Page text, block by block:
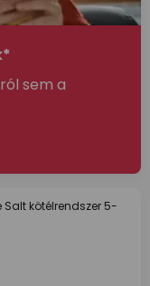
sem a
Salt kötélrendszer 5-